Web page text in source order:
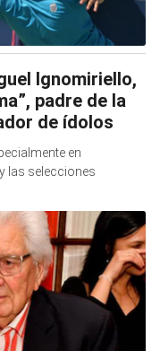
Ignomiriello,
padre de la
de ídolos
en
las selecciones